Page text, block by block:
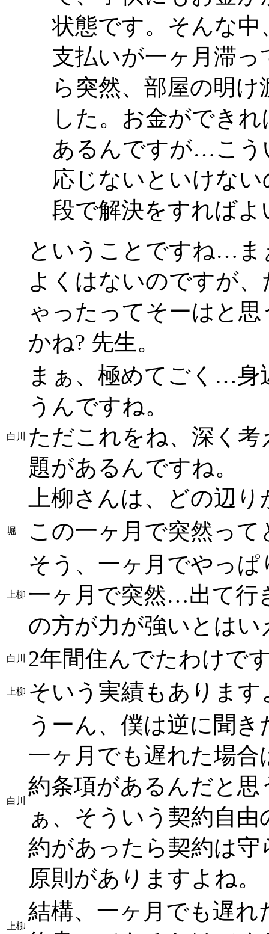
状態です。そんな
支払いが一ヶ月滞
ら突然、部屋の明
した。お金ができ
あるんですが…こう
応じないといけな
段で解決をすれば
ということですね…ま
よくはないのですが
ゃったってそーはと
かね? 先生。
白川
まぁ、極めてごく…身
うんですね。
ただこれをね、深く
題があるんですね。
上柳さんは、どの辺
堀 この一ヶ月で突然って
上柳
そう、一ヶ月でやっ
一ヶ月で突然…出て行
の方が力が強いとは
白川 2年間住んでたわけで
上柳 そいう実績もあります
白川
うーん、僕は逆に聞
一ヶ月でも遅れた場
約条項があるんだと
ぁ、そういう契約自
約があったら契約は
原則がありますよね。
上柳
結構、一ヶ月でも遅